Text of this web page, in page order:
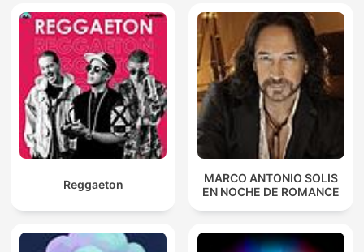
Reggaeton
MARCO ANTONIO SOLIS
EN NOCHE DE ROMANCE